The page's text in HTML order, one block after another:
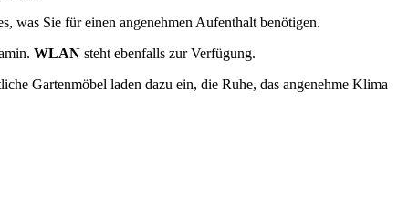
was Sie für einen angenehmen Aufenthalt benötigen.
WLAN steht ebenfalls zur Verfügung.
Gartenmöbel laden dazu ein, die Ruhe, das angenehme Klima